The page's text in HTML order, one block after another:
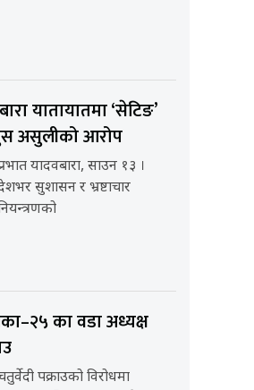
यातायातमा ‘सेटिङ’
असुलीको आरोप
यादवबारा, साउन १३ ।
सुशासन र भ्रष्टाचार
का वडा अध्यक्ष
पक्राउको विरोधमा